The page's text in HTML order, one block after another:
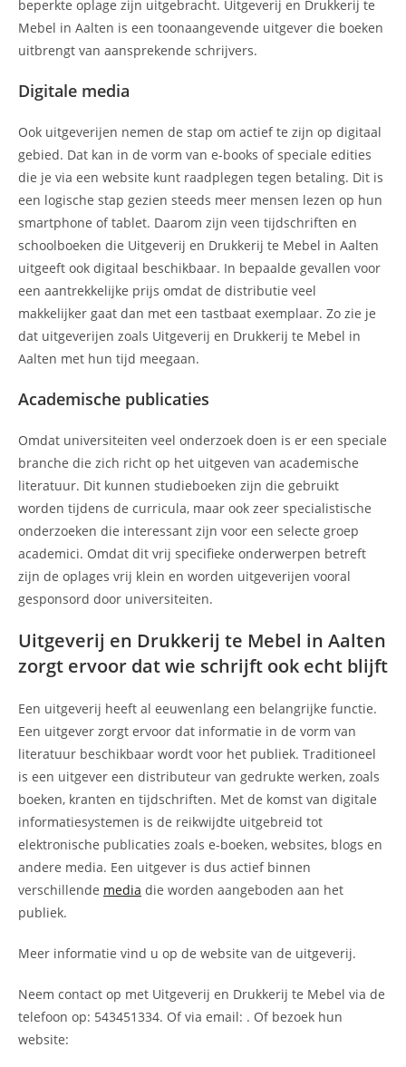
beperkte oplage zijn uitgebracht. Uitgeverij en Drukkerij te
Mebel in Aalten is een toonaangevende uitgever die boeken
uitbrengt van aansprekende schrijvers.
Digitale media
Ook uitgeverijen nemen de stap om actief te zijn op digitaal
gebied. Dat kan in de vorm van e-books of speciale edities
die je via een website kunt raadplegen tegen betaling. Dit is
een logische stap gezien steeds meer mensen lezen op hun
smartphone of tablet. Daarom zijn veen tijdschriften en
schoolboeken die Uitgeverij en Drukkerij te Mebel in Aalten
uitgeeft ook digitaal beschikbaar. In bepaalde gevallen voor
een aantrekkelijke prijs omdat de distributie veel
makkelijker gaat dan met een tastbaat exemplaar. Zo zie je
dat uitgeverijen zoals Uitgeverij en Drukkerij te Mebel in
Aalten met hun tijd meegaan.
Academische publicaties
Omdat universiteiten veel onderzoek doen is er een speciale
branche die zich richt op het uitgeven van academische
literatuur. Dit kunnen studieboeken zijn die gebruikt
worden tijdens de curricula, maar ook zeer specialistische
onderzoeken die interessant zijn voor een selecte groep
academici. Omdat dit vrij specifieke onderwerpen betreft
zijn de oplages vrij klein en worden uitgeverijen vooral
gesponsord door universiteiten.
Uitgeverij en Drukkerij te Mebel in Aalten
zorgt ervoor dat wie schrijft ook echt blijft
Een uitgeverij heeft al eeuwenlang een belangrijke functie.
Een uitgever zorgt ervoor dat informatie in de vorm van
literatuur beschikbaar wordt voor het publiek. Traditioneel
is een uitgever een distributeur van gedrukte werken, zoals
boeken, kranten en tijdschriften. Met de komst van digitale
informatiesystemen is de reikwijdte uitgebreid tot
elektronische publicaties zoals e-boeken, websites, blogs en
andere media. Een uitgever is dus actief binnen
verschillende media die worden aangeboden aan het
publiek.
Meer informatie vind u op de website van de uitgeverij.
Neem contact op met Uitgeverij en Drukkerij te Mebel via de
telefoon op: 543451334. Of via email: . Of bezoek hun
website: